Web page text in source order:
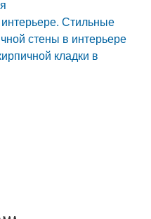
Стильные
стены в интерьере
кладки в